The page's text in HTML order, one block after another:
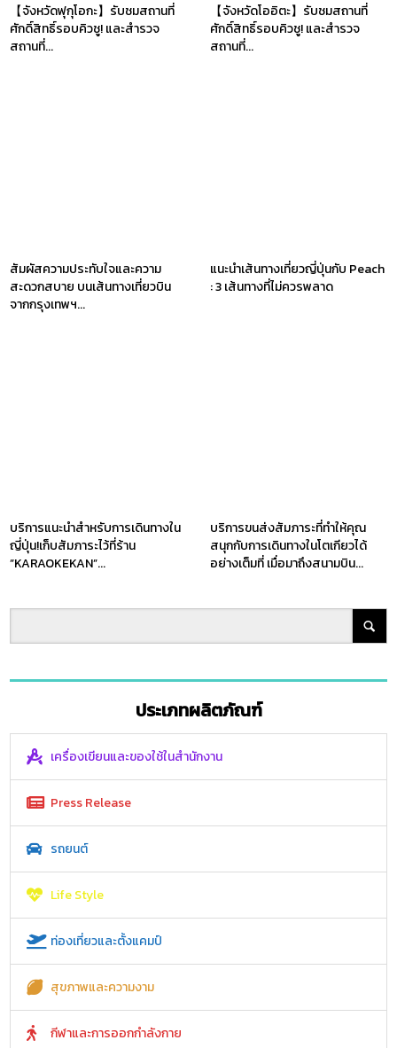
【จังหวัดฟุกุโอกะ】รับชมสถานที่
ศักดิ์สิทธิ์รอบคิวชู! และสำรวจ
สถานที่...
【จังหวัดโออิตะ】รับชมสถานที่
ศักดิ์สิทธิ์รอบคิวชู! และสำรวจ
สถานที่...
สัมผัสความประทับใจและความ
สะดวกสบาย บนเส้นทางเที่ยวบิน
จากกรุงเทพฯ...
แนะนำเส้นทางเที่ยวญี่ปุ่นกับ Peach
: 3 เส้นทางที่ไม่ควรพลาด
บริการแนะนำสำหรับการเดินทางใน
ญี่ปุ่น!เก็บสัมภาระไว้ที่ร้าน
”KARAOKEKAN”...
บริการขนส่งสัมภาระที่ทำให้คุณ
สนุกกับการเดินทางในโตเกียวได้
อย่างเต็มที่ เมื่อมาถึงสนามบิน...
ประเภทผลิตภัณฑ์
เครื่องเขียนและของใช้ในสำนักงาน
Press Release
รถยนต์
Life Style
ท่องเที่ยวและตั้งแคมป์
สุขภาพและความงาม
กีฬาและการออกกำลังกาย